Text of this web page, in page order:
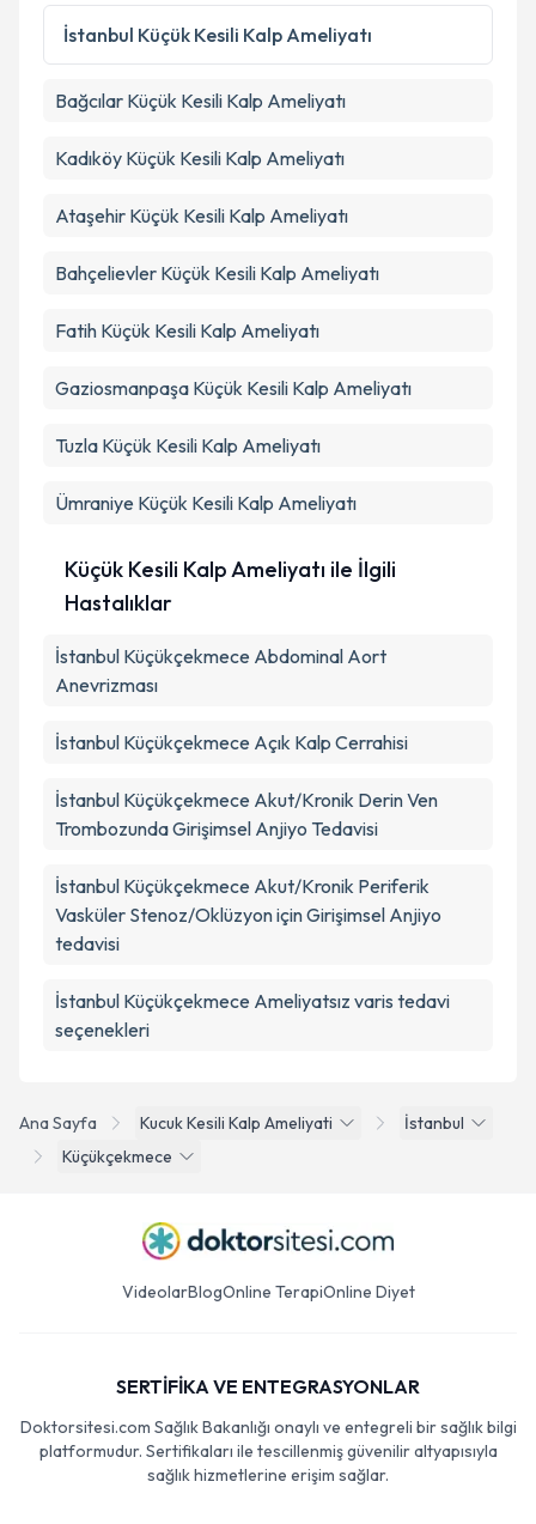
Ana Sayfa Kucuk Kesili Kalp Ameliyati
İstanbul
Küçükçekmece
İstanbul Küçük Kesili Kalp Ameliyatı
Bağcılar Küçük Kesili Kalp Ameliyatı
Kadıköy Küçük Kesili Kalp Ameliyatı
Ataşehir Küçük Kesili Kalp Ameliyatı
Bahçelievler Küçük Kesili Kalp Ameliyatı
Fatih Küçük Kesili Kalp Ameliyatı
Gaziosmanpaşa Küçük Kesili Kalp Ameliyatı
Tuzla Küçük Kesili Kalp Ameliyatı
Ümraniye Küçük Kesili Kalp Ameliyatı
Küçük Kesili Kalp Ameliyatı ile İlgili
Hastalıklar
İstanbul Küçükçekmece Abdominal Aort
Anevrizması
İstanbul Küçükçekmece Açık Kalp Cerrahisi
İstanbul Küçükçekmece Akut/Kronik Derin Ven
Trombozunda Girişimsel Anjiyo Tedavisi
İstanbul Küçükçekmece Akut/Kronik Periferik
Vasküler Stenoz/Oklüzyon için Girişimsel Anjiyo
tedavisi
İstanbul Küçükçekmece Ameliyatsız varis tedavi
seçenekleri
VideolarBlogOnline TerapiOnline Diyet
SERTİFİKA VE ENTEGRASYONLAR
Doktorsitesi.com Sağlık Bakanlığı onaylı ve entegreli bir sağlık bilgi
platformudur. Sertifikaları ile tescillenmiş güvenilir altyapısıyla
sağlık hizmetlerine erişim sağlar.